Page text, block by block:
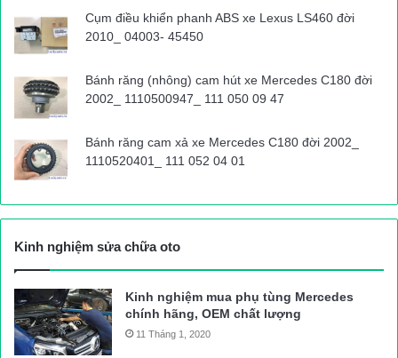
Cụm điều khiển phanh ABS xe Lexus LS460 đời
2010_ 04003- 45450
Bánh răng (nhông) cam hút xe Mercedes C180 đời
2002_ 1110500947_ 111 050 09 47
Bánh răng cam xả xe Mercedes C180 đời 2002_
1110520401_ 111 052 04 01
Kinh nghiệm sửa chữa oto
Kinh nghiệm mua phụ tùng Mercedes
chính hãng, OEM chất lượng
11 Tháng 1, 2020